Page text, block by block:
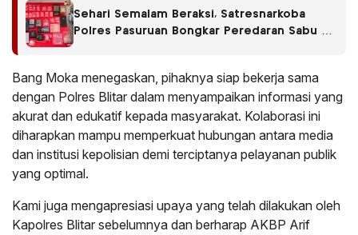
Sehari Semalam Beraksi, Satresnarkoba
Polres Pasuruan Bongkar Peredaran Sabu di
Bang Moka menegaskan, pihaknya siap bekerja sama
dengan Polres Blitar dalam menyampaikan informasi yang
akurat dan edukatif kepada masyarakat. Kolaborasi ini
diharapkan mampu memperkuat hubungan antara media
dan institusi kepolisian demi terciptanya pelayanan publik
yang optimal.
Kami juga mengapresiasi upaya yang telah dilakukan oleh
Kapolres Blitar sebelumnya dan berharap AKBP Arif